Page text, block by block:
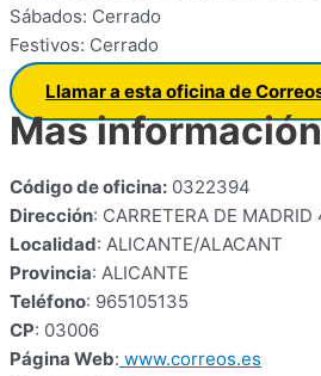
Sábados: Cerrado
Festivos: Cerrado
Llamar a esta oficina de
Mas
Código de oficina: 0322394
Dirección: CARRETERA DE
Localidad: ALICANTE/ALACANT
Provincia: ALICANTE
Teléfono: 965105135
CP: 03006
Página Web: www.correos.es